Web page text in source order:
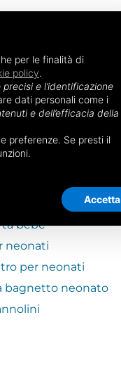
per le finalità di
policy.
e l’identificazione
dati personali come i
e dell’efficacia della
preferenze. Se presti il
Accetta
NEONATO
bebè
neonati
per neonati
bagnetto neonato